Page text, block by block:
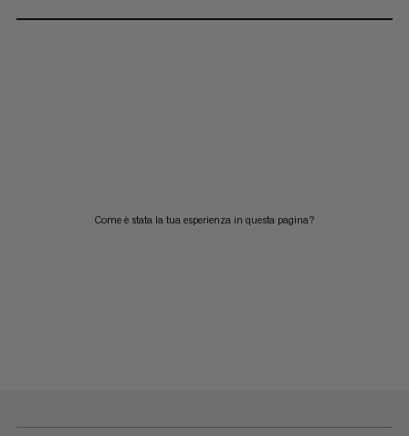
Come è stata la tua esperienza in questa pagina?